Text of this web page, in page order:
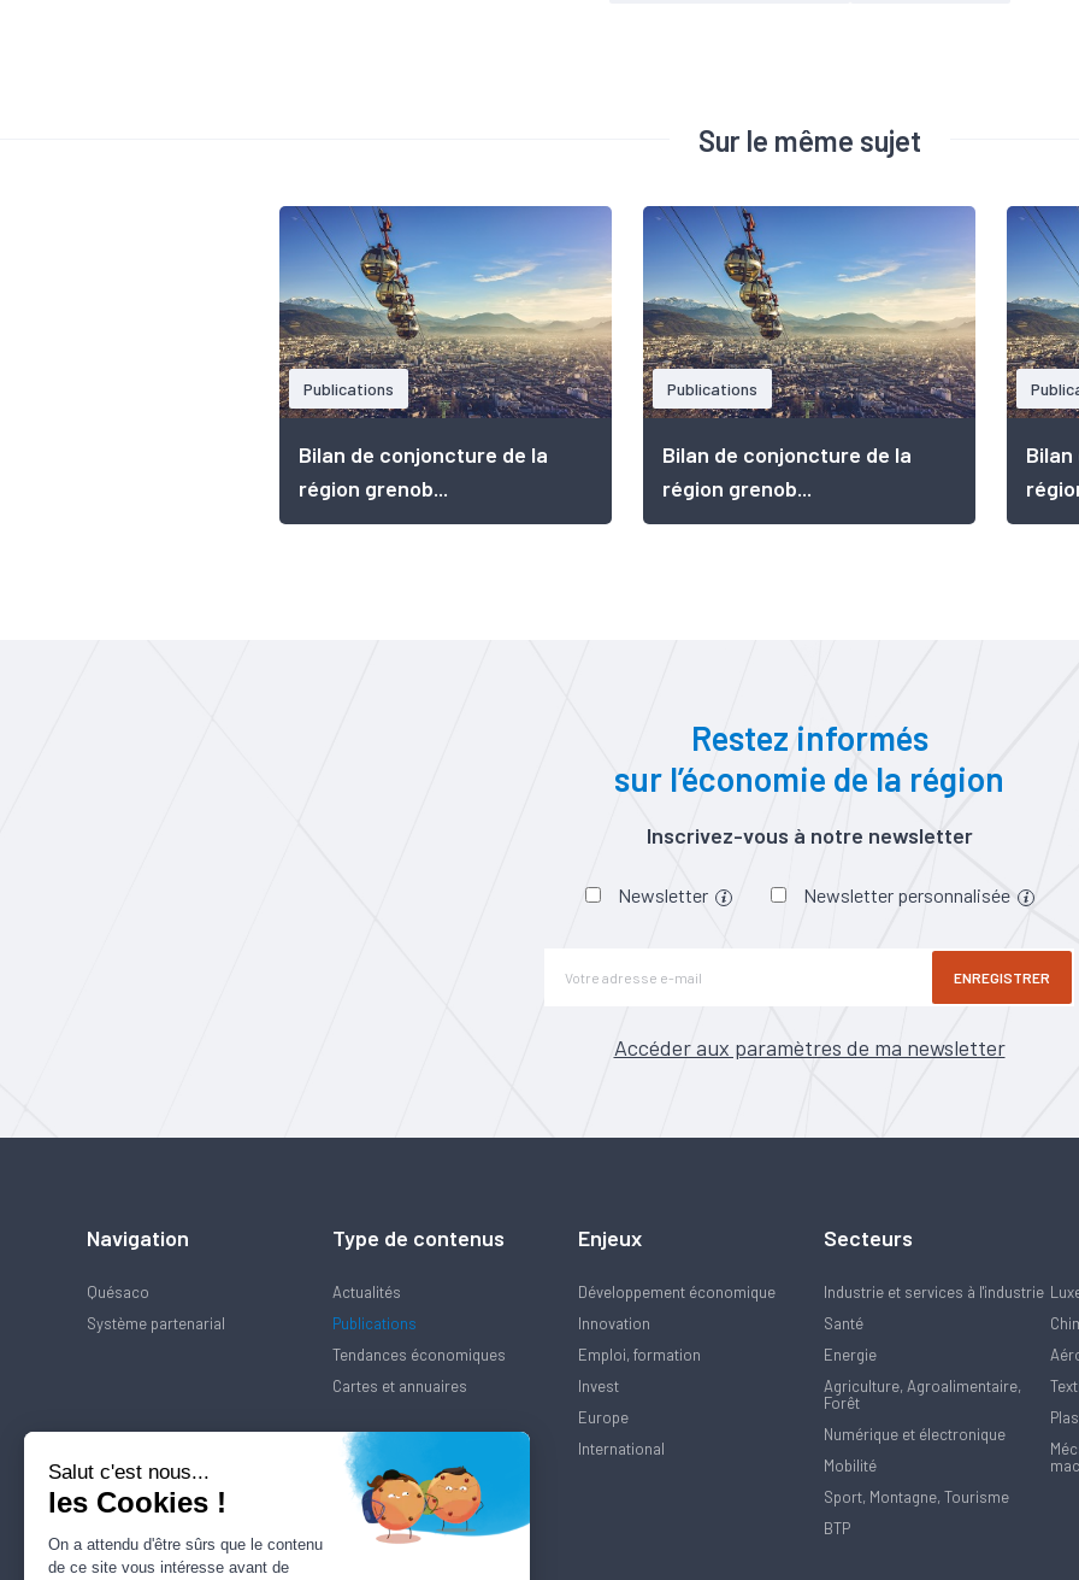
Sur le même sujet
Publications
Bilan de conjoncture de la
région grenob...
Publications
Bilan de conjoncture de la
région grenob...
Restez informés
sur l’économie de la région
Inscrivez-vous à notre newsletter
Newsletter Newsletter personnalisée
ENREGISTRER
Accéder aux paramètres de ma newsletter
Navigation
Quésaco
Système partenarial
Type de contenus
Actualités
Publications
Tendances économiques
Cartes et annuaires
Enjeux
Développement économique
Innovation
Emploi, formation
Invest
Europe
International
Secteurs
Industrie et services à l'industrie
Santé
Energie
Agriculture, Agroalimentaire,
Forêt
Numérique et électronique
Mobilité
Sport, Montagne, Tourisme
BTP
Salut c'est nous...
les Cookies !
On a attendu d'être sûrs que le contenu
de ce site vous intéresse avant de